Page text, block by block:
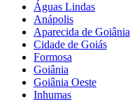
Águas Lindas
Anápolis
Aparecida de Goiânia
Cidade de Goiás
Formosa
Goiânia
Goiânia Oeste
Inhumas